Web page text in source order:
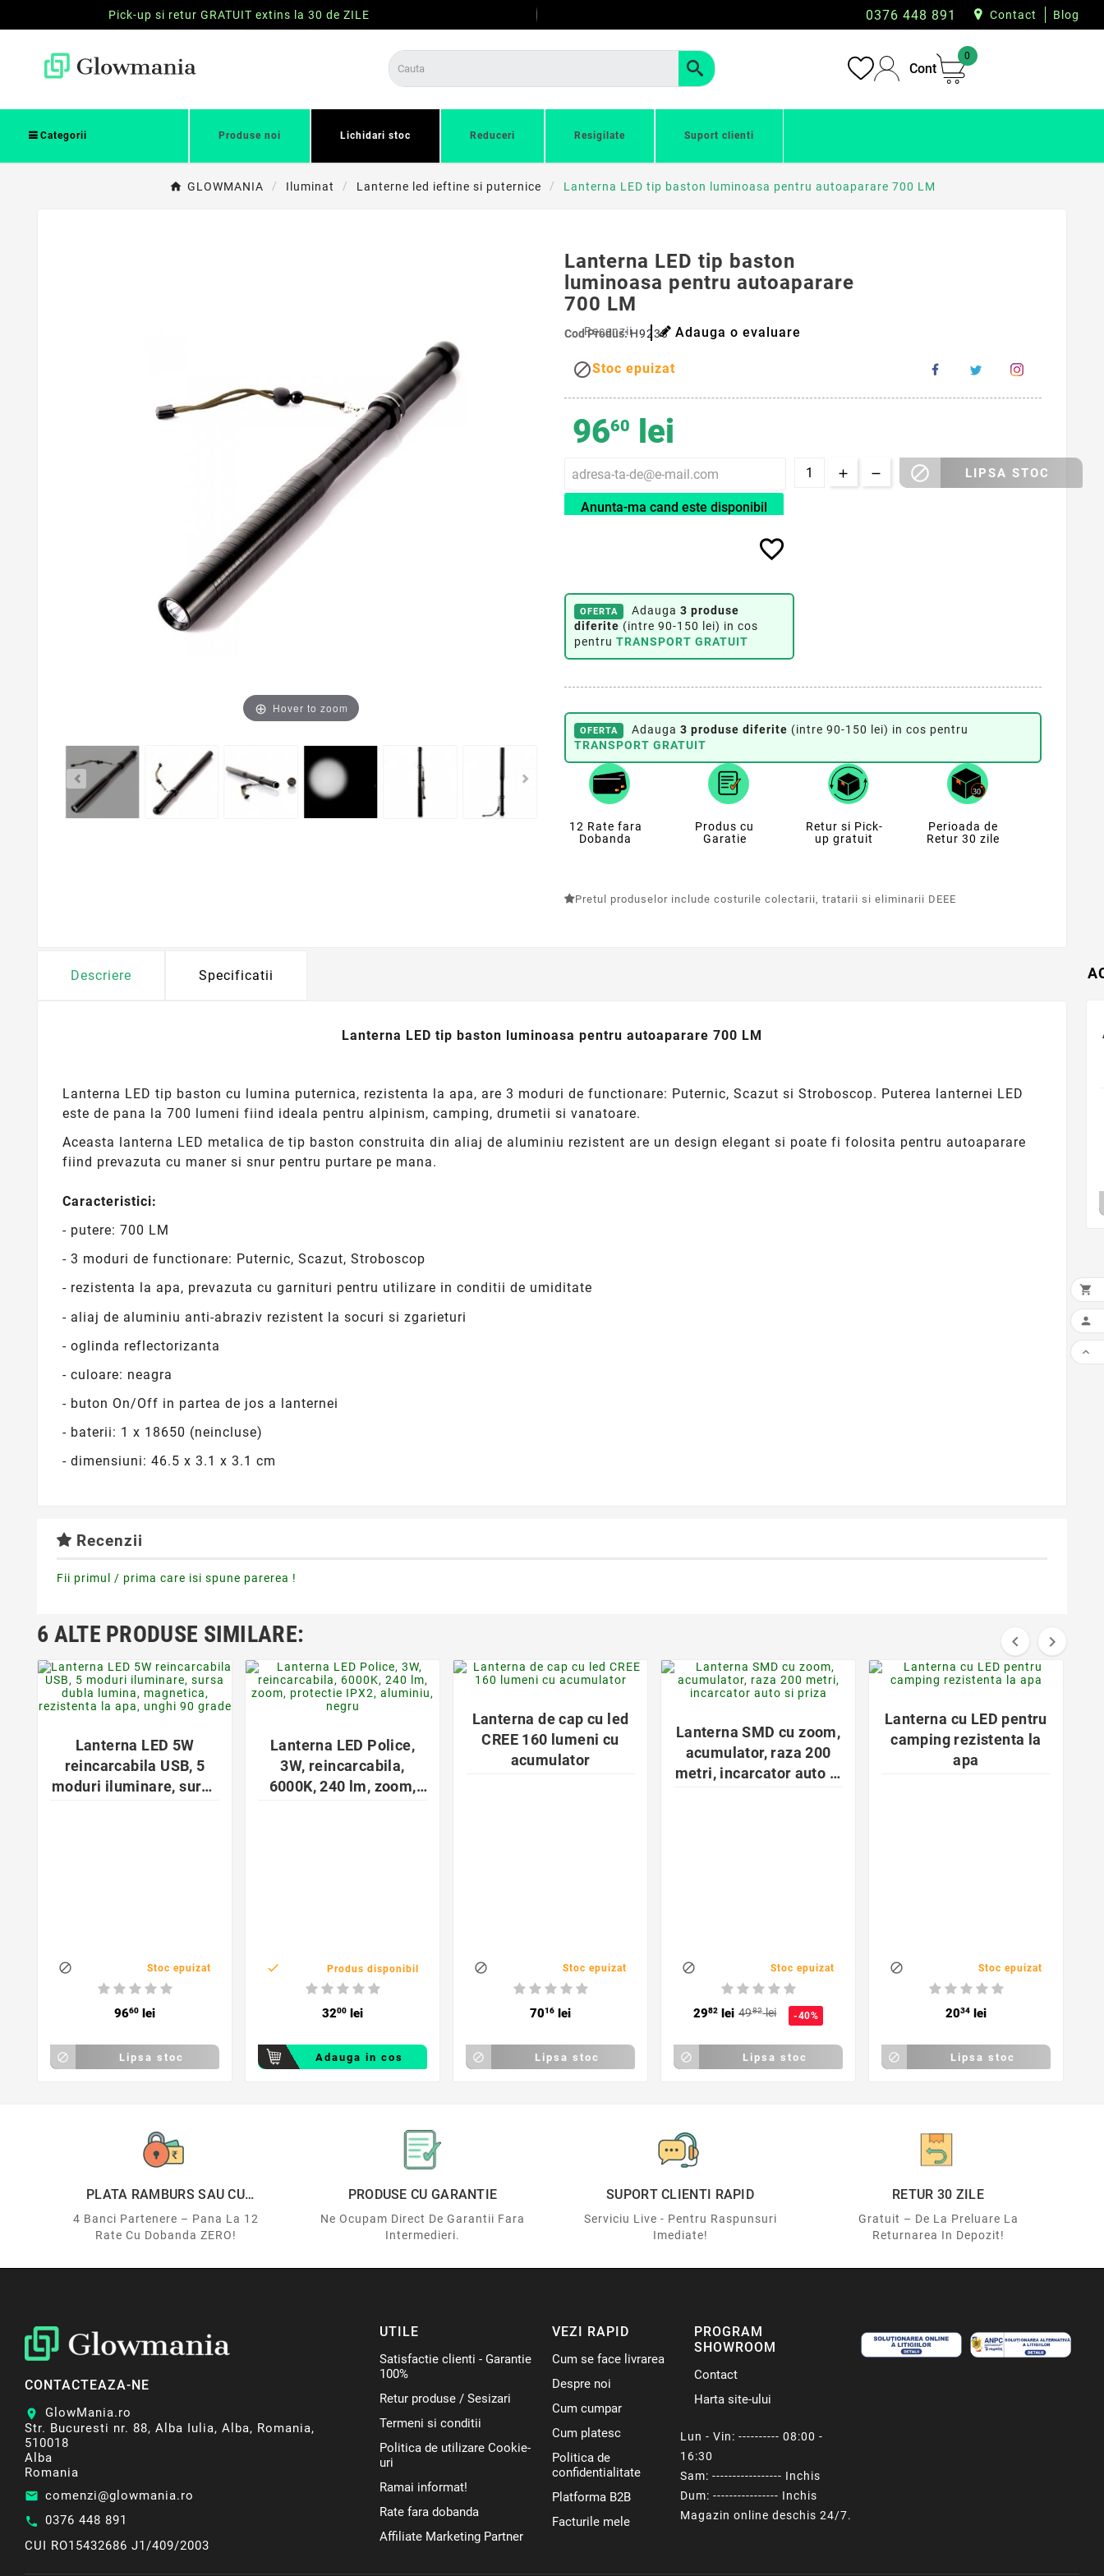
0376 448 891
Pick-up si retur GRATUIT extins la 30 de ZILE Contact Blog
Cont
0
Categorii Produse noi Lichidari stoc Reduceri Resigilate Suport clienti
GLOWMANIA Iluminat Lanterne led ieftine si puternice Lanterna LED tip baston luminoasa pentru autoaparare 700 LM
Hover to zoom
Lanterna LED tip baston
luminoasa pentru autoaparare
700 LM
Cod Produs:H9233
Recenzii Adauga o evaluare
Stoc epuizat
9660 lei
Anunta-ma cand este disponibil
favorite_border
OFERTA Adauga 3 produse
diferite (intre 90-150 lei) in cos
pentru TRANSPORT GRATUIT
 LIPSA STOC
OFERTA Adauga 3 produse diferite (intre 90-150 lei) in cos pentru
TRANSPORT GRATUIT
12 Rate fara
Dobanda
Produs cu
Garatie
Retur si Pick-
up gratuit
Perioada de
Retur 30 zile
Pretul produselor include costurile colectarii, tratarii si eliminarii DEEE
Descriere Specificatii
Lanterna LED tip baston luminoasa pentru autoaparare 700 LM
Lanterna LED tip baston cu lumina puternica, rezistenta la apa, are 3 moduri de functionare: Puternic, Scazut si Stroboscop. Puterea lanternei LED
este de pana la 700 lumeni fiind ideala pentru alpinism, camping, drumetii si vanatoare.
Aceasta lanterna LED metalica de tip baston construita din aliaj de aluminiu rezistent are un design elegant si poate fi folosita pentru autoaparare
fiind prevazuta cu maner si snur pentru purtare pe mana.
Caracteristici:
- putere: 700 LM
- 3 moduri de functionare: Puternic, Scazut, Stroboscop
- rezistenta la apa, prevazuta cu garnituri pentru utilizare in conditii de umiditate
- aliaj de aluminiu anti-abraziv rezistent la socuri si zgarieturi
- oglinda reflectorizanta
- culoare: neagra
- buton On/Off in partea de jos a lanternei
- baterii: 1 x 18650 (neincluse)
- dimensiuni: 46.5 x 3.1 x 3.1 cm
Recenzii
Fii primul / prima care isi spune parerea !
6 ALTE PRODUSE SIMILARE:  
favorite_border
Lanterna LED 5W
reincarcabila USB, 5
moduri iluminare, sursa
 Stoc epuizat
9660 lei
 Lipsa stoc
favorite_border
Lanterna LED Police,
3W, reincarcabila,
6000K, 240 lm, zoom,
 Produs disponibil
3200 lei
Adauga in cos
Lanterna de cap cu led
CREE 160 lumeni cu
acumulator
 Stoc epuizat
7016 lei
 Lipsa stoc
favorite_border
Lanterna SMD cu zoom,
acumulator, raza 200
metri, incarcator auto si
 Stoc epuizat
2982lei 4982lei -40%
 Lipsa stoc
Lanterna cu LED pentru
camping rezistenta la
apa
 Stoc epuizat
2034 lei
 Lipsa stoc
PLATA RAMBURS SAU CU
4 Banci Partenere – Pana La 12
Rate Cu Dobanda ZERO!
PRODUSE CU GARANTIE
Ne Ocupam Direct De Garantii Fara
Intermedieri.
SUPORT CLIENTI RAPID
Serviciu Live - Pentru Raspunsuri
Imediate!
RETUR 30 ZILE
Gratuit – De La Preluare La
Returnarea In Depozit!
CONTACTEAZA-NE
location_on
GlowMania.ro
Str. Bucuresti nr. 88, Alba Iulia, Alba, Romania,
510018
Alba
Romania
email comenzi@glowmania.ro
call 0376 448 891
CUI RO15432686 J1/409/2003
UTILE
Satisfactie clienti - Garantie
100%
Retur produse / Sesizari
Termeni si conditii
Politica de utilizare Cookie-
uri
Ramai informat!
Rate fara dobanda
Affiliate Marketing Partner
VEZI RAPID
Cum se face livrarea
Despre noi
Cum cumpar
Cum platesc
Politica de
confidentialitate
Platforma B2B
Facturile mele
PROGRAM
SHOWROOM
Contact
Harta site-ului
Lun - Vin: ---------- 08:00 -
16:30
Sam: ----------------- Inchis
Dum: ---------------- Inchis
Magazin online deschis 24/7.


